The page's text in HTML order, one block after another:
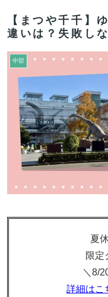
【まつや千千】
違いは？失敗し
中部
夏
限定
＼8/
詳細はこ